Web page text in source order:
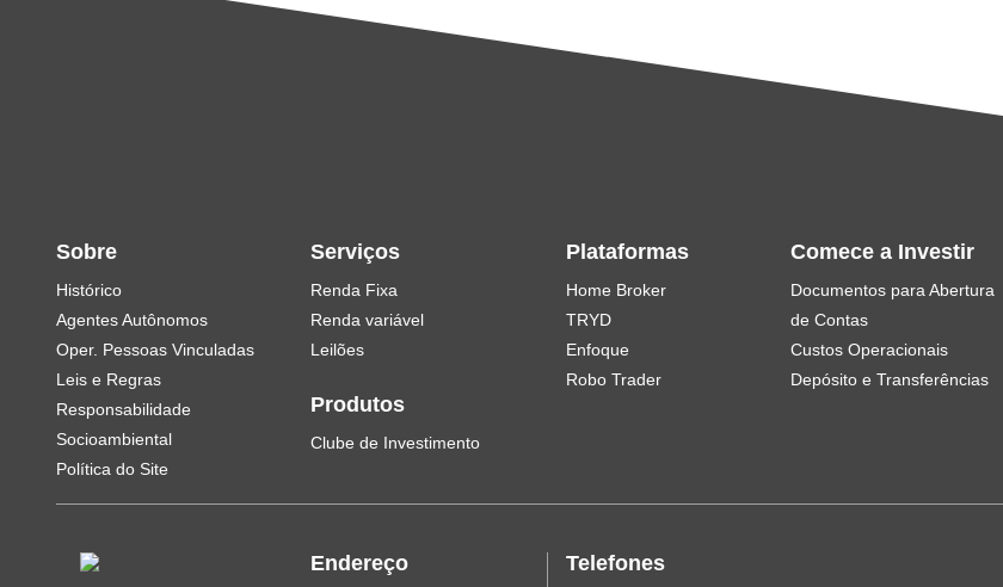
Sobre
Histórico
Agentes Autônomos
Oper. Pessoas Vinculadas
Leis e Regras
Responsabilidade
Socioambiental
Política do Site
Serviços
Renda Fixa
Renda variável
Leilões
Produtos
Clube de Investimento
Plataformas
Home Broker
TRYD
Enfoque
Robo Trader
Comece a Investir
Documentos para Abertura
de Contas
Custos Operacionais
Depósito e Transferências
Endereço Telefones